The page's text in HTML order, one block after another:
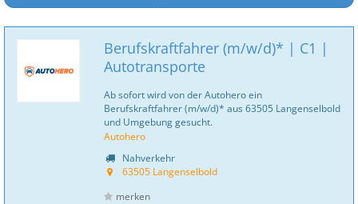
Berufskraftfahrer (m/w/d)* | C1 |
Autotransporte
Ab sofort wird von der Autohero ein
Berufskraftfahrer (m/w/d)* aus 63505 Langenselbold
und Umgebung gesucht.
Autohero
Nahverkehr
63505 Langenselbold
merken